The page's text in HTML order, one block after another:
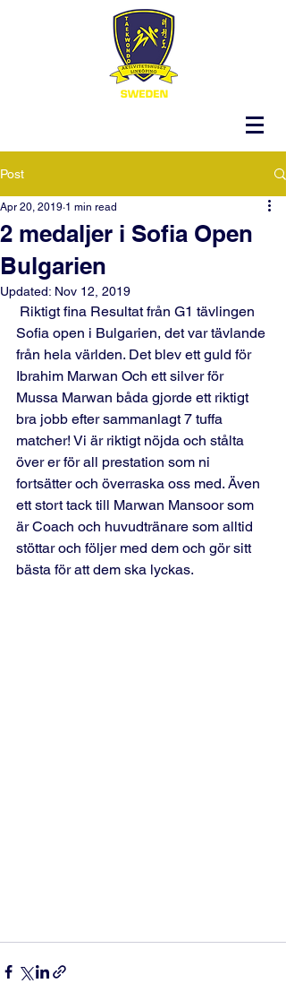
Post
2 medaljer i Sofia Open
Bulgarien
Apr 20, 2019 1 min read
Updated: Nov 12, 2019
Sofia open i Bulgarien, det var tävlande
från hela världen. Det blev ett guld för
Ibrahim Marwan Och ett silver för
Mussa Marwan båda gjorde ett riktigt
bra jobb efter sammanlagt 7 tuffa
matcher! Vi är riktigt nöjda och stålta
över er för all prestation som ni
fortsätter och överraska oss med. Även
ett stort tack till Marwan Mansoor som
är Coach och huvudtränare som alltid
stöttar och följer med dem och gör sitt
bästa för att dem ska lyckas.